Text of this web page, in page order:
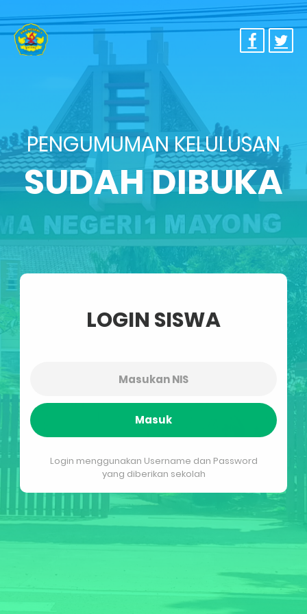
PENGUMUMAN KELULUSAN
SUDAH DIBUKA
LOGIN SISWA
Masuk
Login menggunakan Username dan Password
yang diberikan sekolah